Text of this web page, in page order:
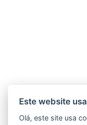
Este website
Olá, este site usa